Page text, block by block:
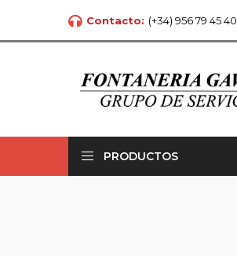
Contacto: (+34) 956 79 45 40
PRODUCTOS